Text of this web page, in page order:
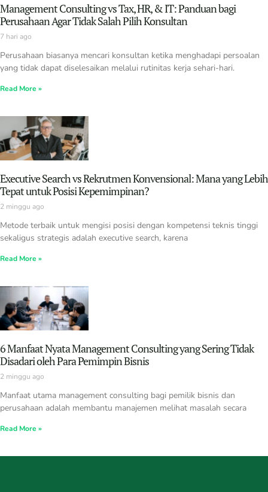
Management Consulting vs Tax, HR, & IT: Panduan bagi
Perusahaan Agar Tidak Salah Pilih Konsultan
7 hari ago
Perusahaan biasanya mencari konsultan ketika menghadapi persoalan
yang tidak dapat diselesaikan melalui rutinitas kerja sehari-hari.
Read More »
Executive Search vs Rekrutmen Konvensional: Mana yang Lebih
Tepat untuk Posisi Kepemimpinan?
2 minggu ago
Metode terbaik untuk mengisi posisi dengan kompetensi teknis tinggi
sekaligus strategis adalah executive search, karena
Read More »
6 Manfaat Nyata Management Consulting yang Sering Tidak
Disadari oleh Para Pemimpin Bisnis
2 minggu ago
Manfaat utama management consulting bagi pemilik bisnis dan
perusahaan adalah membantu manajemen melihat masalah secara
Read More »